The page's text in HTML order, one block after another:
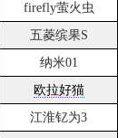
firefly萤火虫
五菱缤果S
纳米01
欧拉好猫
江淮钇为3